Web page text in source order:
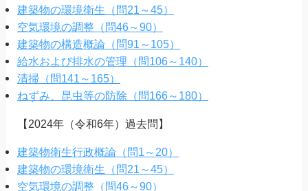
建築物の環境衛生（問21～45）
空気環境の調整（問46～90）
建築物の構造概論（問91～105）
給水および排水の管理（問106～140）
清掃（問141～165）
ねずみ、昆虫等の防除（問166～180）
【2024年（令和6年）過去問】
建築物衛生行政概論（問1～20）
建築物の環境衛生（問21～45）
空気環境の調整（問46～90）